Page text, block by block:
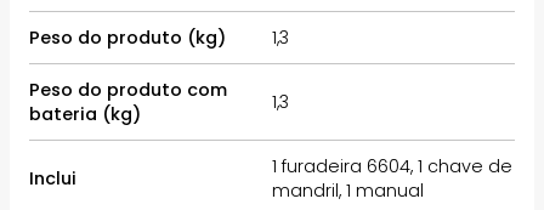
Peso do produto (kg) 1,3
Peso do produto com
bateria (kg)
1,3
Inclui
1 furadeira 6604, 1 chave de
mandril, 1 manual